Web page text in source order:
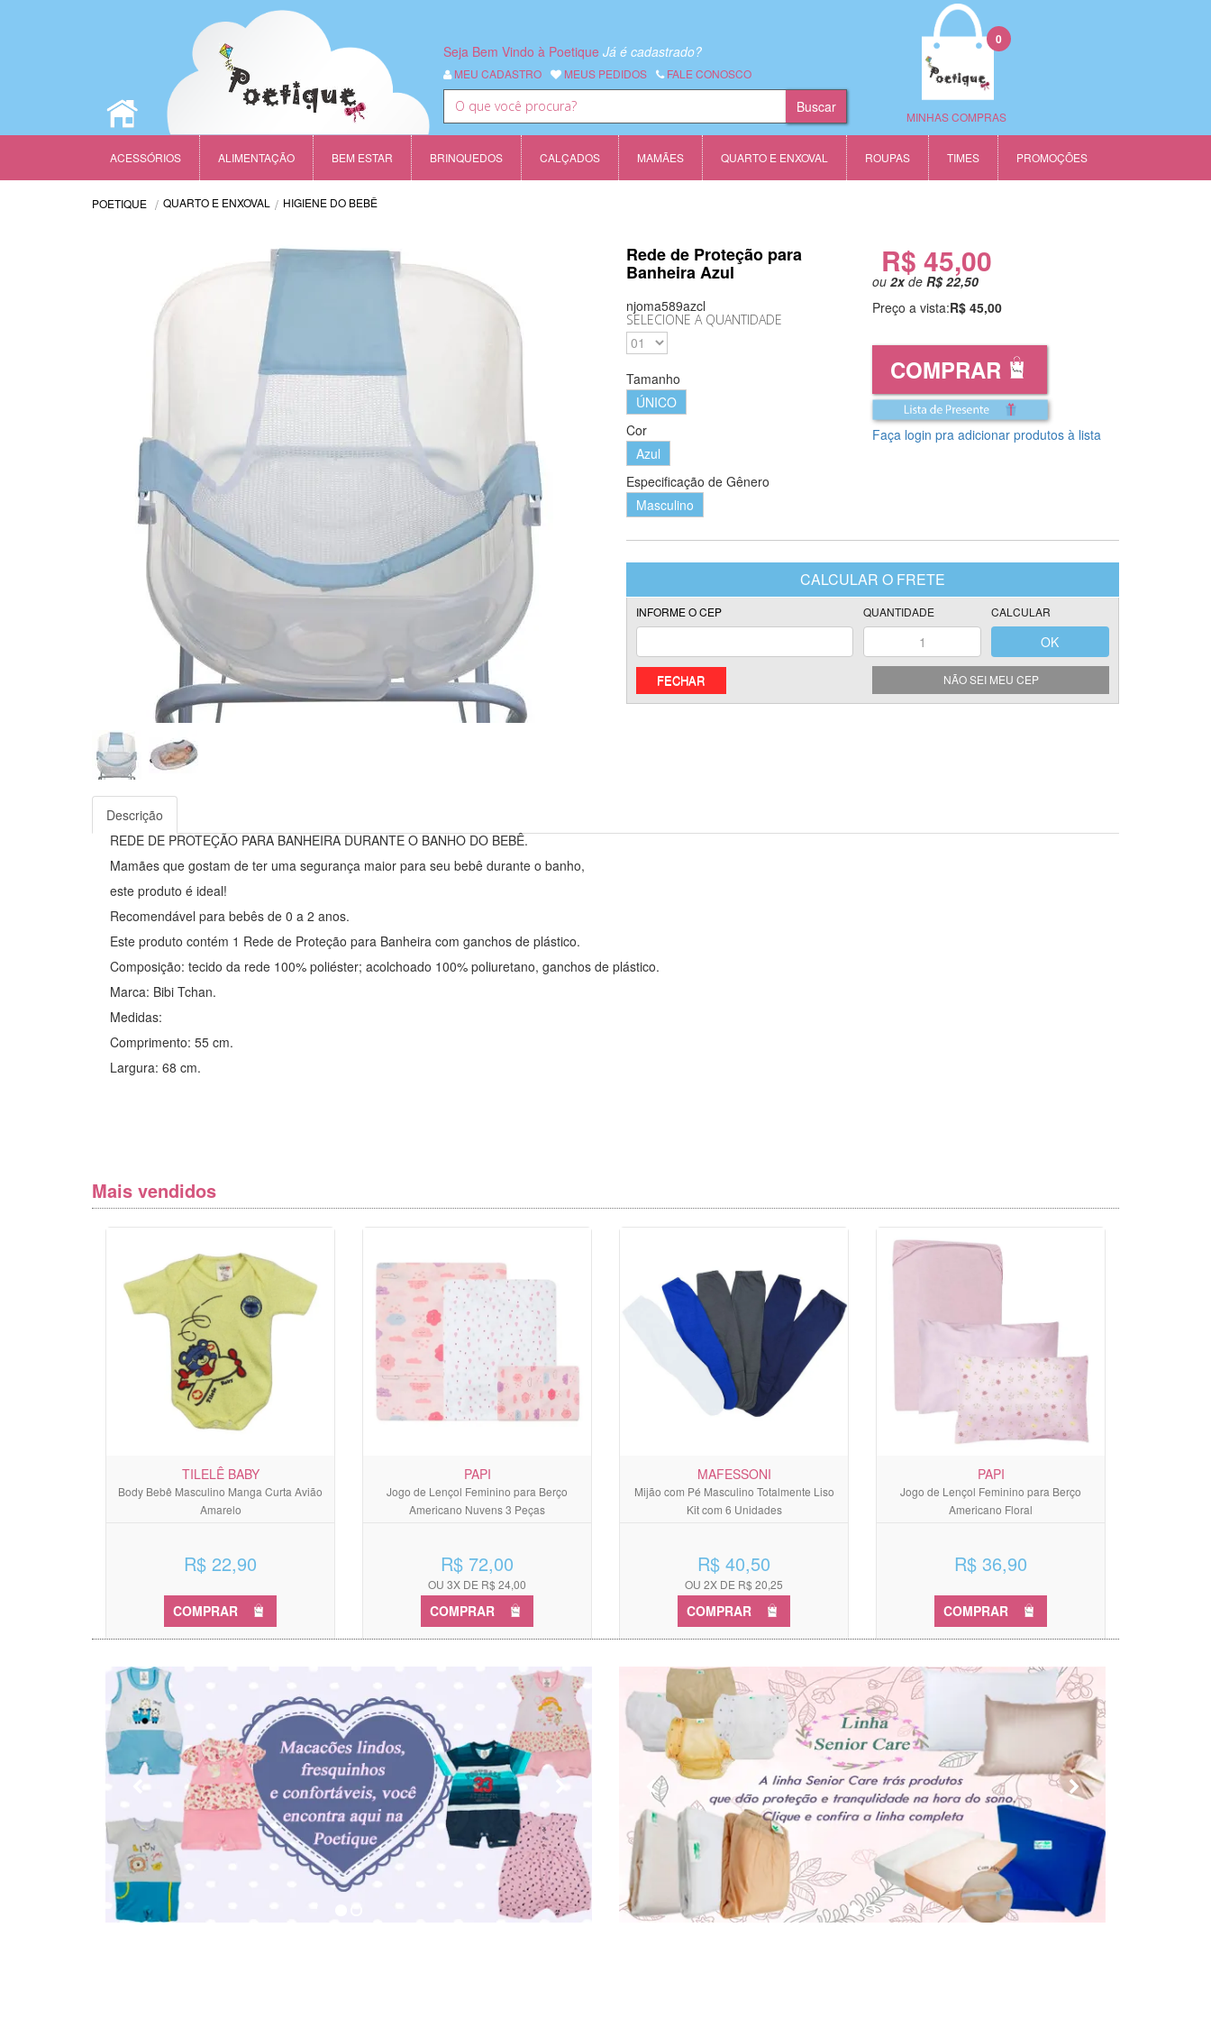
Seja Bem Vindo à Poetique Já é cadastrado?
MEU CADASTRO MEUS PEDIDOS FALE CONOSCO
MINHAS COMPRAS
0
ACESSÓRIOS ALIMENTAÇÃO BEM ESTAR BRINQUEDOS CALÇADOS MAMÃES QUARTO E ENXOVAL ROUPAS TIMES PROMOÇÕES
POETIQUE QUARTO E ENXOVAL HIGIENE DO BEBÊ
R$ 45,00
ou2xdeR$ 22,50
Preço a vista:R$ 45,00
COMPRAR
Faça login pra adicionar produtos à lista
Rede de Proteção para
Banheira Azul
njoma589azcl
SELECIONE A QUANTIDADE
Tamanho
ÚNICO
Cor
Azul
Especificação de Gênero
Masculino
NÃO SEI MEU CEP
FECHAR
Descrição
REDE DE PROTEÇÃO PARA BANHEIRA DURANTE O BANHO DO BEBÊ.
Mamães que gostam de ter uma segurança maior para seu bebê durante o banho,
este produto é ideal!
Recomendável para bebês de 0 a 2 anos.
Este produto contém 1 Rede de Proteção para Banheira com ganchos de plástico.
Composição: tecido da rede 100% poliéster; acolchoado 100% poliuretano, ganchos de plástico.
Marca: Bibi Tchan.
Medidas:
Comprimento: 55 cm.
Largura: 68 cm.
Mais vendidos
TILELÊ BABY
Body Bebê Masculino Manga Curta Avião
Amarelo
R$ 22,90
COMPRAR
PAPI
Jogo de Lençol Feminino para Berço
Americano Nuvens 3 Peças
R$ 72,00
OU 3X DE R$ 24,00
COMPRAR
MAFESSONI
Mijão com Pé Masculino Totalmente Liso
Kit com 6 Unidades
R$ 40,50
OU 2X DE R$ 20,25
COMPRAR
PAPI
Jogo de Lençol Feminino para Berço
Americano Floral
R$ 36,90
COMPRAR